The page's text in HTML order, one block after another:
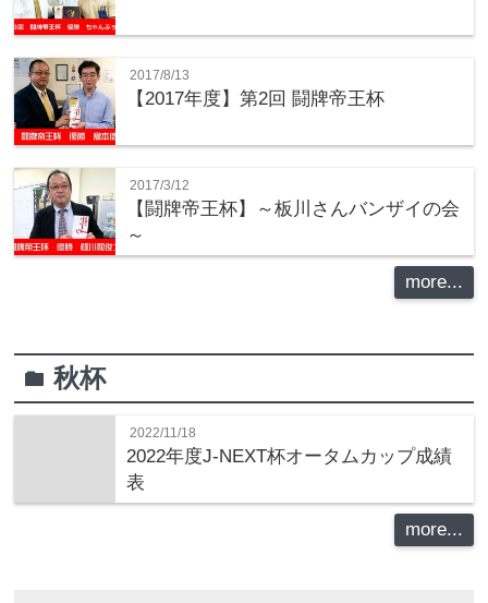
2017/8/13
【2017年度】第2回 闘牌帝王杯
2017/3/12
【闘牌帝王杯】～板川さんバンザイの会
～
more...
folder秋杯
2022/11/18
2022年度J-NEXT杯オータムカップ成績
表
more...